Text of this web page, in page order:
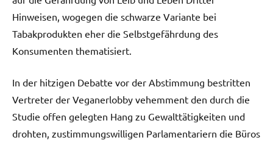
Hinweisen, wogegen die schwarze Variante bei
Tabakprodukten eher die Selbstgefährdung des
Konsumenten thematisiert.
In der hitzigen Debatte vor der Abstimmung bestritten
Vertreter der Veganerlobby vehemment den durch die
Studie offen gelegten Hang zu Gewalttätigkeiten und
drohten, zustimmungswilligen Parlamentariern die Büros